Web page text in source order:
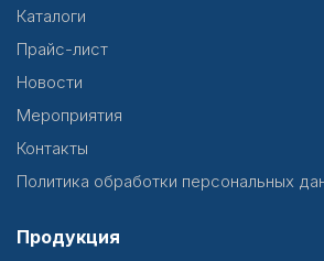
Каталоги
Прайс-лист
Новости
Мероприятия
Контакты
Политика обработки персональных
Продукция